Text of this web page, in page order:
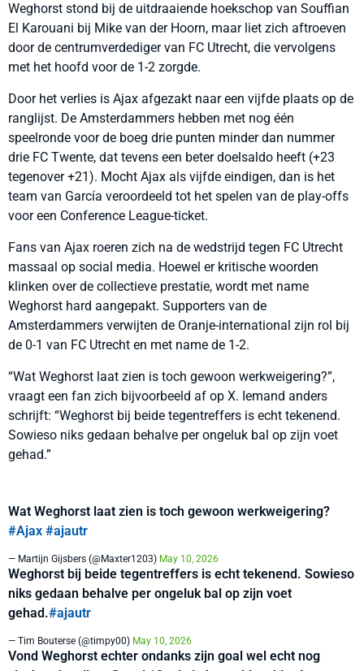
Weghorst stond bij de uitdraaiende hoekschop van Souffian
El Karouani bij Mike van der Hoorn, maar liet zich aftroeven
door de centrumverdediger van FC Utrecht, die vervolgens
met het hoofd voor de 1-2 zorgde.
Door het verlies is Ajax afgezakt naar een vijfde plaats op de
ranglijst. De Amsterdammers hebben met nog één
speelronde voor de boeg drie punten minder dan nummer
drie FC Twente, dat tevens een beter doelsaldo heeft (+23
tegenover +21). Mocht Ajax als vijfde eindigen, dan is het
team van García veroordeeld tot het spelen van de play-offs
voor een Conference League-ticket.
Fans van Ajax roeren zich na de wedstrijd tegen FC Utrecht
massaal op social media. Hoewel er kritische woorden
klinken over de collectieve prestatie, wordt met name
Weghorst hard aangepakt. Supporters van de
Amsterdammers verwijten de Oranje-international zijn rol bij
de 0-1 van FC Utrecht en met name de 1-2.
“Wat Weghorst laat zien is toch gewoon werkweigering?”,
vraagt een fan zich bijvoorbeeld af op X. Iemand anders
schrijft: “Weghorst bij beide tegentreffers is echt tekenend.
Sowieso niks gedaan behalve per ongeluk bal op zijn voet
gehad.”
Wat Weghorst laat zien is toch gewoon werkweigering?
#Ajax #ajautr
— Martijn Gijsbers (@Maxter1203) May 10, 2026
Weghorst bij beide tegentreffers is echt tekenend. Sowieso
niks gedaan behalve per ongeluk bal op zijn voet
gehad.#ajautr
— Tim Bouterse (@timpy00) May 10, 2026
Vond Weghorst echter ondanks zijn goal wel echt nog